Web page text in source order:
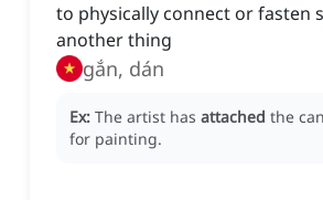
to physically connect or fasten
another thing
gắn, dán
Ex: The artist has attached the
for painting.